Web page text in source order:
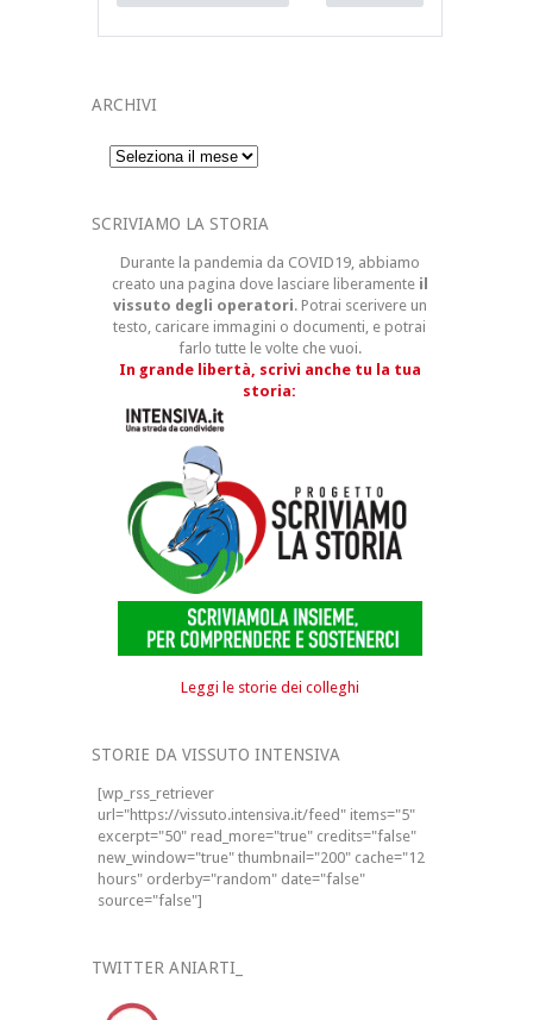
ARCHIVI
Archivi
SCRIVIAMO LA STORIA
Durante la pandemia da COVID19, abbiamo
creato una pagina dove lasciare liberamenteil
vissuto degli operatori. Potrai scerivere un
testo, caricare immagini o documenti, e potrai
farlo tutte le volte che vuoi.
In grande libertà, scrivi anche tu la tua
storia:
Leggi le storie dei colleghi
STORIE DA VISSUTO INTENSIVA
[wp_rss_retriever
url="https://vissuto.intensiva.it/feed" items="5"
excerpt="50" read_more="true" credits="false"
new_window="true" thumbnail="200" cache="12
hours" orderby="random" date="false"
source="false"]
TWITTER ANIARTI_